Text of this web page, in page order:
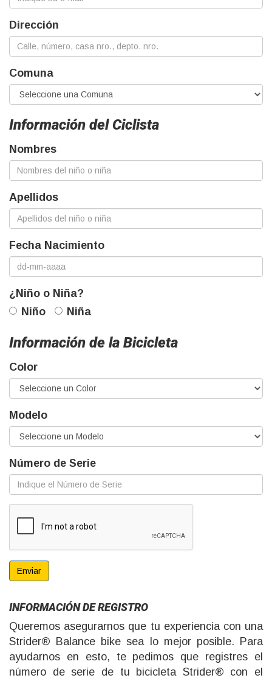
Dirección
Comuna
Información del Ciclista
Nombres
Apellidos
Fecha Nacimiento
¿Niño o Niña?
Niño
Niña
Información de la Bicicleta
Color
Modelo
Número de Serie
Enviar
INFORMACIÓN DE REGISTRO
Queremos asegurarnos que tu experiencia con una
Strider® Balance bike sea lo mejor posible. Para
ayudarnos en esto, te pedimos que registres el
número de serie de tu bicicleta Strider® con el